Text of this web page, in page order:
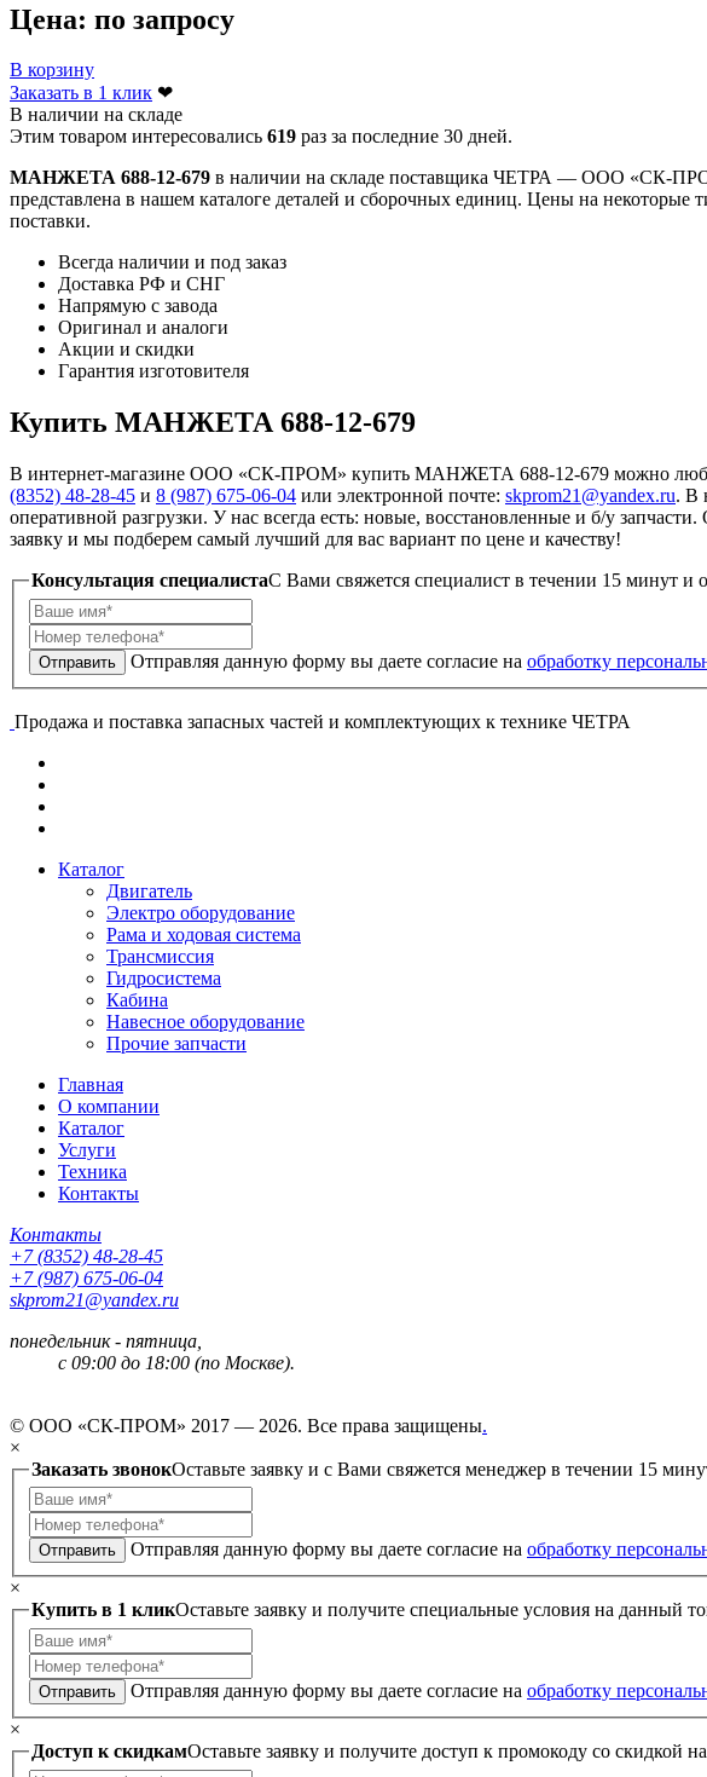
Цена: по запросу
В корзину
Заказать в 1 клик ❤
В наличии на складе
Этим товаром интересовались 619 раз за последние 30 дней.
МАНЖЕТА 688-12-679 в наличии на складе поставщика ЧЕТРА — ООО «СК-
представлена в нашем каталоге деталей и сборочных единиц. Цены на некоторые
поставки.
Всегда наличии и под заказ
Доставка РФ и СНГ
Напрямую с завода
Оригинал и аналоги
Акции и скидки
Гарантия изготовителя
Купить МАНЖЕТА 688-12-679
В интернет-магазине ООО «СК-ПРОМ» купить МАНЖЕТА 688-12-679 можно
(8352) 48-28-45 и 8 (987) 675-06-04 или электронной почте: skprom21@yandex.ru. В
оперативной разгрузки. У нас всегда есть: новые, восстановленные и б/у
заявку и мы подберем самый лучший для вас вариант по цене и качеству!
Консультация специалистаC Вами свяжется специалист в течении 15 минут и
Отправить Отправляя данную форму вы даете согласие на обработку
Продажа и поставка запасных частей и комплектующих к технике ЧЕТРА
Каталог
Двигатель
Электро оборудование
Рама и ходовая система
Трансмиссия
Гидросистема
Кабина
Навесное оборудование
Прочие запчасти
Главная
О компании
Каталог
Услуги
Техника
Контакты
Контакты
+7 (8352) 48-28-45
+7 (987) 675-06-04
skprom21@yandex.ru
понедельник - пятница,
с 09:00 до 18:00 (по Москве).
© ООО «СК-ПРОМ» 2017 — 2026. Все права защищены.
×
Заказать звонокОставьте заявку и с Вами свяжется менеджер в течении 15
Отправить Отправляя данную форму вы даете согласие на обработку
×
Купить в 1 кликОставьте заявку и получите специальные условия на данный
Отправить Отправляя данную форму вы даете согласие на обработку
×
Доступ к скидкамОставьте заявку и получите доступ к промокоду со скидкой